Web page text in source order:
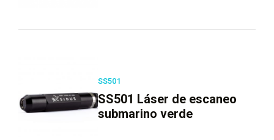
SS501
SS501 Láser de escaneo
submarino verde